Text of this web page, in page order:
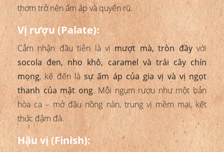
thơm trở nên ấm áp và quyến rũ.
Vị rượu (Palate):
Cảm nhận đầu tiên là vịmượt mà, tròn đầyvới
socola đen, nho khô, caramel và trái cây chín
mọng, kế đến làsự ấm áp của gia vị và vị ngọt
thanh của mật ong. Mỗi ngụm rượu như một bản
hòa ca – mở đầu nồng nàn, trung vị mềm mại, kết
thúc đậm đà.
Hậu vị (Finish):